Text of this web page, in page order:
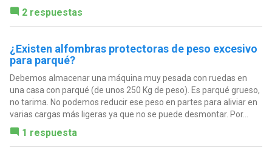
2 respuestas
¿Existen alfombras protectoras de peso excesivo
para parqué?
Debemos almacenar una máquina muy pesada con ruedas en
una casa con parqué (de unos 250 Kg de peso). Es parqué grueso,
no tarima. No podemos reducir ese peso en partes para aliviar en
varias cargas más ligeras ya que no se puede desmontar. Por...
1 respuesta